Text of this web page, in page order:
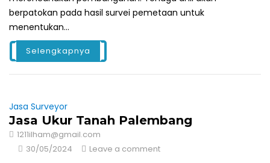
berpatokan pada hasil survei pemetaan untuk
menentukan...
Selengkapnya
Jasa Surveyor
Jasa Ukur Tanah Palembang
1211ilham@gmail.com
30/05/2024
Leave a comment